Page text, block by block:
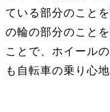
ている部分のこと
の輪の部分のこと
ことで、ホイール
も自転車の乗り心